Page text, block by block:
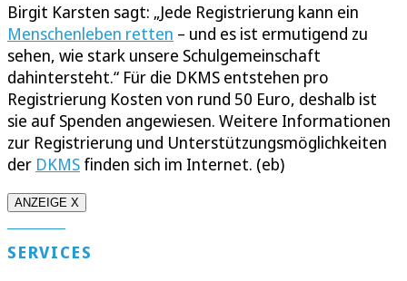
Birgit Karsten sagt: „Jede Registrierung kann ein
Menschenleben retten – und es ist ermutigend zu
sehen, wie stark unsere Schulgemeinschaft
dahintersteht.“ Für die DKMS entstehen pro
Registrierung Kosten von rund 50 Euro, deshalb ist
sie auf Spenden angewiesen. Weitere Informationen
zur Registrierung und Unterstützungsmöglichkeiten
der DKMS finden sich im Internet. (eb)
ANZEIGE X
SERVICES